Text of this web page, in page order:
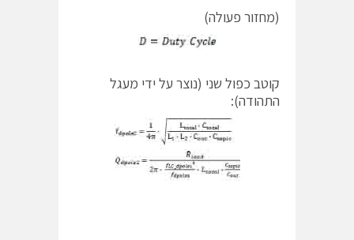
(מחזור פעולה)
קוטב כפול שני (נוצר על ידי מעגל
התהודה):